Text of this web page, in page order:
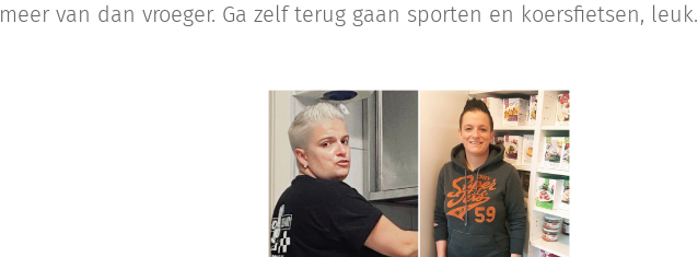
meer van dan vroeger. Ga zelf terug gaan sporten en koersfietsen, leuk.